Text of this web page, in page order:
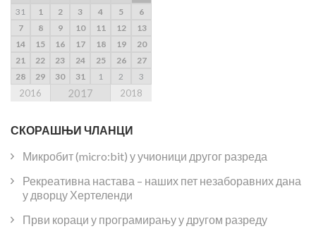
31
1 2 3 4 5
6
7
8 9 10 11 12
13
14
15 16 17 18 19
20
21
22 23 24 25 26
27
28
29 30 31 1 2 3
2016 2017 2018
СКОРАШЊИ ЧЛАНЦИ
Микробит (micro:bit) у учионици другог разреда
Рекреативна настава – наших пет незаборавних дана
у дворцу Хертеленди
Први кораци у програмирању у другом разреду